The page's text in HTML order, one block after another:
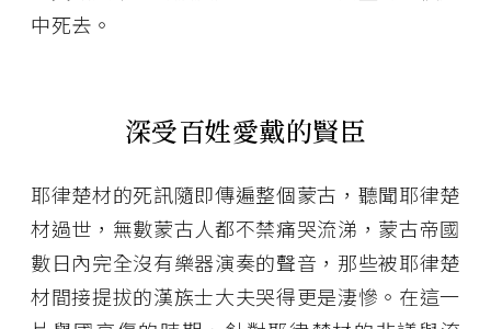
中死去。
深受百姓愛戴的賢臣
耶律楚材的死訊隨即傳遍整個蒙古，聽聞耶律楚
材過世，無數蒙古人都不禁痛哭流涕，蒙古帝國
數日內完全沒有樂器演奏的聲音，那些被耶律楚
材間接提拔的漢族士大夫哭得更是淒慘。在這一